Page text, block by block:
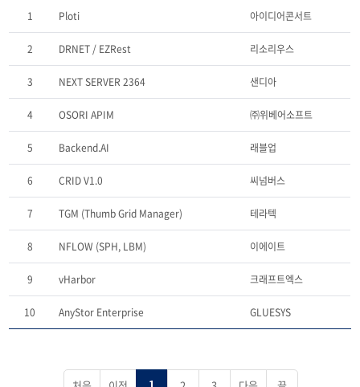
1 Ploti 아이디어콘서트
2 DRNET / EZRest 리소리우스
3 NEXT SERVER 2364 샌디아
4 OSORI APIM ㈜위베어소프트
5 Backend.AI 래블업
6 CRID V1.0 씨넘버스
7 TGM (Thumb Grid Manager) 테라텍
8 NFLOW (SPH, LBM) 이에이트
9 vHarbor 크래프트엑스
10 AnyStor Enterprise GLUESYS